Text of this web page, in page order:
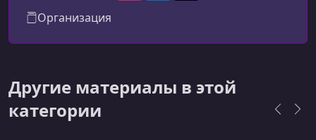
индустрии, предлагая
практико‑ориентированные курсы и проекты
специалистом в области искусственного
интеллекта
Организация
Другие материалы в этой
категории